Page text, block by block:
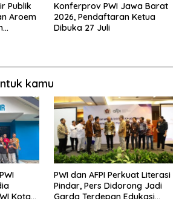
Publik
Aroem
Konferprov PWI Jawa Barat
2026, Pendaftaran Ketua
Dibuka 27 Juli
kamu
Kota
PWI dan AFPI Perkuat Literasi
Pindar, Pers Didorong Jadi
Garda Terdepan Edukasi